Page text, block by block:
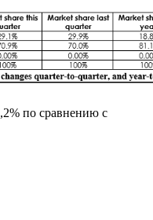
по сравнению с